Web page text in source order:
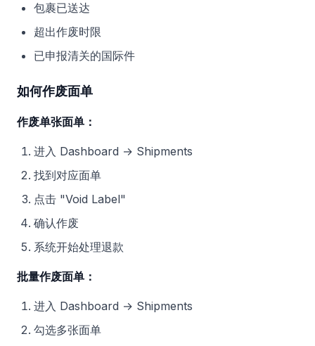
包裹已送达
超出作废时限
已申报清关的国际件
如何作废面单
作废单张面单：
进入 Dashboard → Shipments
找到对应面单
点击 "Void Label"
确认作废
系统开始处理退款
批量作废面单：
进入 Dashboard → Shipments
勾选多张面单